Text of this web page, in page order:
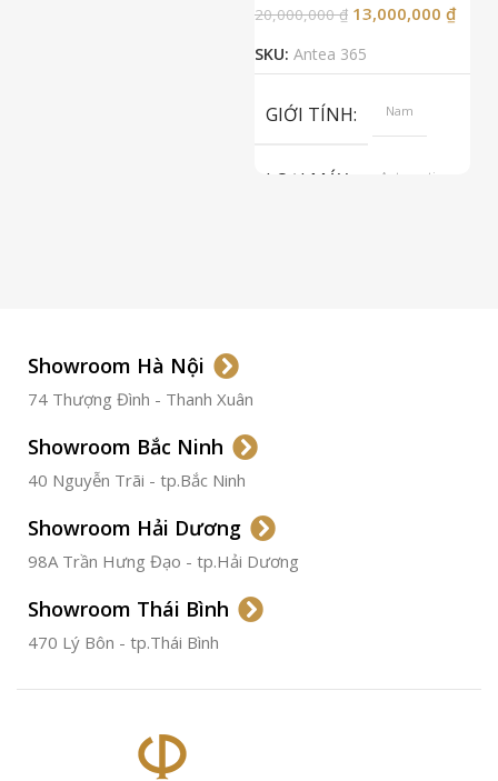
20,000,000₫ 13,000,000 ₫
SKU: Antea 365
GIỚI TÍNH Nam
LOẠI MÁY
Automatic
CHỐNG NƯỚC
Showroom Hà Nội
74 Thượng Đình - Thanh Xuân
Showroom Bắc Ninh
40 Nguyễn Trãi - tp.Bắc Ninh
Showroom Hải Dương
98A Trần Hưng Đạo - tp.Hải Dương
Showroom Thái Bình
470 Lý Bôn - tp.Thái Bình